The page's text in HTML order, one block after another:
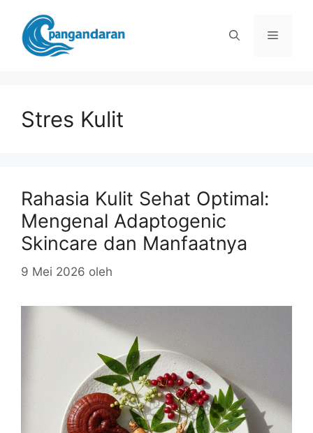
Menu
Stres Kulit
Rahasia Kulit Sehat Optimal:
Mengenal Adaptogenic
Skincare dan Manfaatnya
9 Mei 2026 oleh